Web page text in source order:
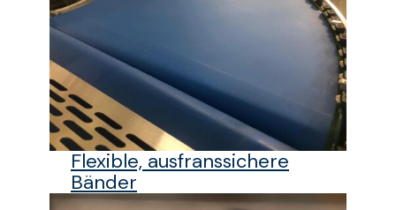
Flexible, ausfranssichere
Bänder